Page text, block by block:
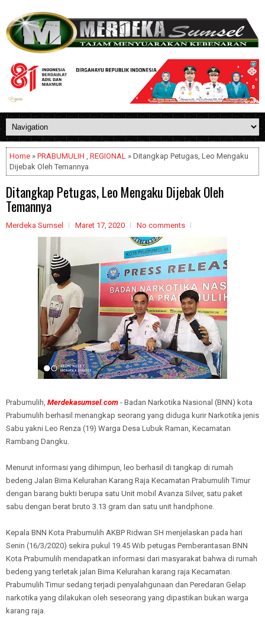
Home » PRABUMULIH , REGIONAL » Ditangkap Petugas, Leo Mengaku
Dijebak Oleh Temannya
Ditangkap Petugas, Leo Mengaku Dijebak Oleh
Temannya
Merdeka Sumsel Maret 17, 2020 No comments
Prabumulih, Merdekasumsel.com - Badan Narkotika Nasional (BNN) kota
Prabumulih berhasil menangkap seorang yang diduga kurir Narkotika jenis
Sabu yakni Leo Renza (19) Warga Desa Lubuk Raman, Kecamatan
Rambang Dangku.
Menurut informasi yang dihimpun, leo berhasil di tangkap di rumah
bedeng Jalan Bima Kelurahan Karang Raja Kecamatan Prabumulih Timur
dengan barang bukti berupa satu Unit mobil Avanza Silver, satu paket
sabu dengan berat bruto 3.13 gram dan satu unit handphone.
Kepala BNN Kota Prabumulih AKBP Ridwan SH menjelaskan pada hari
Senin (16/3/2020) sekira pukul 19.45 Wib petugas Pemberantasan BNN
Kota Prabumulih mendapatkan informasi dari masyarakat bahwa di rumah
bedeng yang terletak jalan Bima Kelurahan karang raja Kecamatan.
Prabumulih Timur sedang terjadi penyalahgunaan dan Peredaran Gelap
narkotika yang dilakukan oleh seseorang yang dipastikan bukan warga
karang raja.